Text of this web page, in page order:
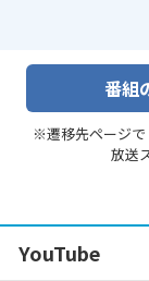
番組
※遷移先ページで
放送
YouTube